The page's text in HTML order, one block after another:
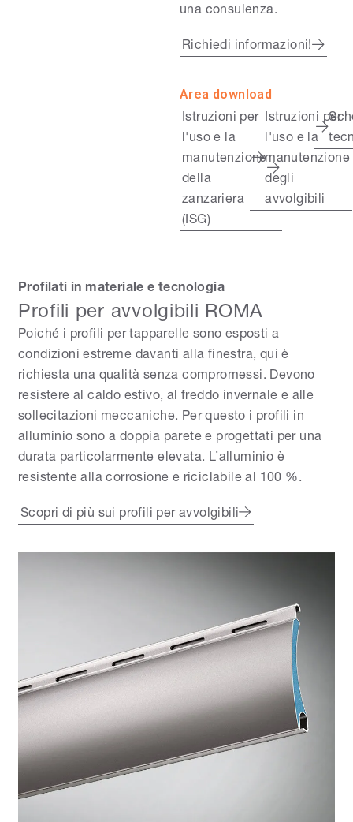
una consulenza.
Richiedi informazioni!
Area download
Istruzioni per
l'uso e la
manutenzione
della
zanzariera
(ISG)
Istruzioni per
l'uso e la
manutenzione
degli
avvolgibili
Profilati in materiale e tecnologia
Profili per avvolgibili ROMA
Poiché i profili per tapparelle sono esposti a
condizioni estreme davanti alla finestra, qui è
richiesta una qualità senza compromessi. Devono
resistere al caldo estivo, al freddo invernale e alle
sollecitazioni meccaniche. Per questo i profili in
alluminio sono a doppia parete e progettati per una
durata particolarmente elevata. L’alluminio è
resistente alla corrosione e riciclabile al 100 %.
Scopri di più sui profili per avvolgibili